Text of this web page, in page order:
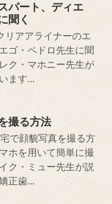
パート、ディエ
聞く
リアアライナーのエ
ゴ・ペドロ先生に聞
ク・マホニー先生が
ます...
撮る方法
で顔貌写真を撮る方
ホを用いて簡単に撮
ク・ミュー先生が説
正歯...